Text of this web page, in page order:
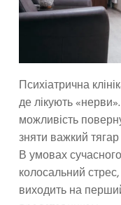
Психіатрична
де лікують
можливість
зняти важкий
В умовах
колосальний
виходить на